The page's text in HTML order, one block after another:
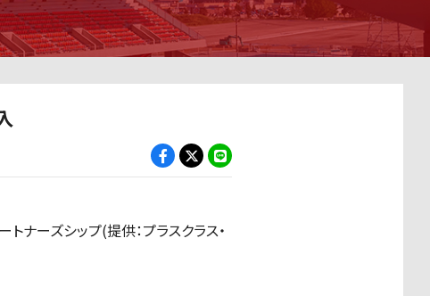
ナーズシップ(提供：プラスクラス・